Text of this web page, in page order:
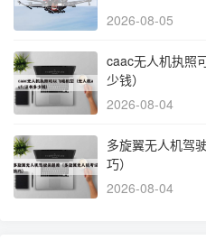
2026-08-05
caac无人机执照
少钱）
2026-08-04
多旋翼无人机驾
巧）
2026-08-04